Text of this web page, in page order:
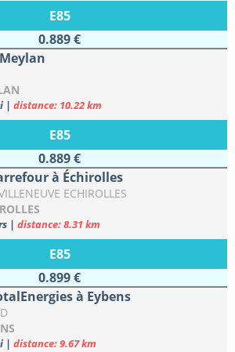
E85
0.889 €
| distance: 10.22 km
E85
0.889 €
à Échirolles
ECHIROLLES
| distance: 8.31 km
E85
0.899 €
à Eybens
| distance: 9.67 km